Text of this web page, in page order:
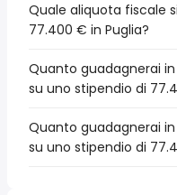
Quale aliquota fiscale
77.400 € in Puglia?
Quanto guadagnerai
su uno stipendio di
Quanto guadagnerai
su uno stipendio di